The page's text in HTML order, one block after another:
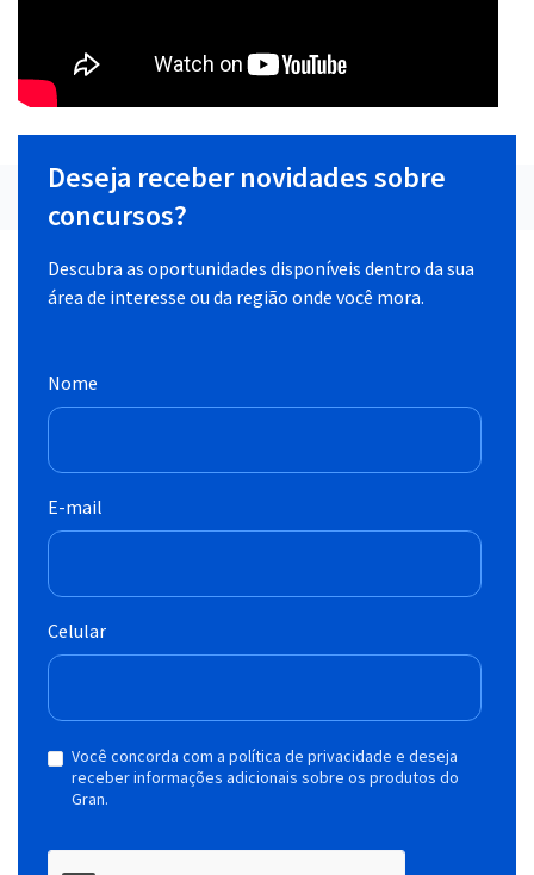
Deseja receber novidades sobre
concursos?
Descubra as oportunidades disponíveis dentro da sua
área de interesse ou da região onde você mora.
Nome
E-mail
Celular
Você concorda com a política de privacidade e deseja
receber informações adicionais sobre os produtos do
Gran.